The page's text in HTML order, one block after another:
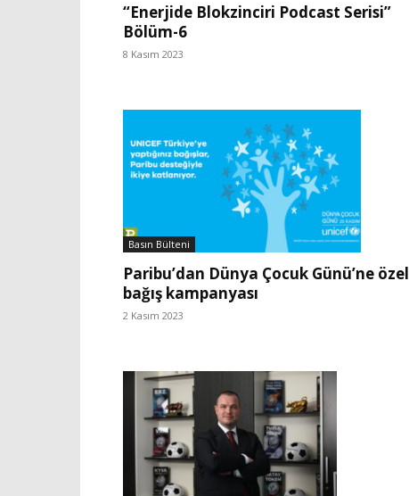
“Enerjide Blokzinciri Podcast Serisi”
Bölüm-6
8 Kasım 2023
Basın Bülteni
Paribu’dan Dünya Çocuk Günü’ne özel
bağış kampanyası
2 Kasım 2023